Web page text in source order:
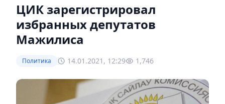
ЦИК зарегистрировал
избранных депутатов
Мажилиса
Политика 14.01.2021, 12:29 1,746